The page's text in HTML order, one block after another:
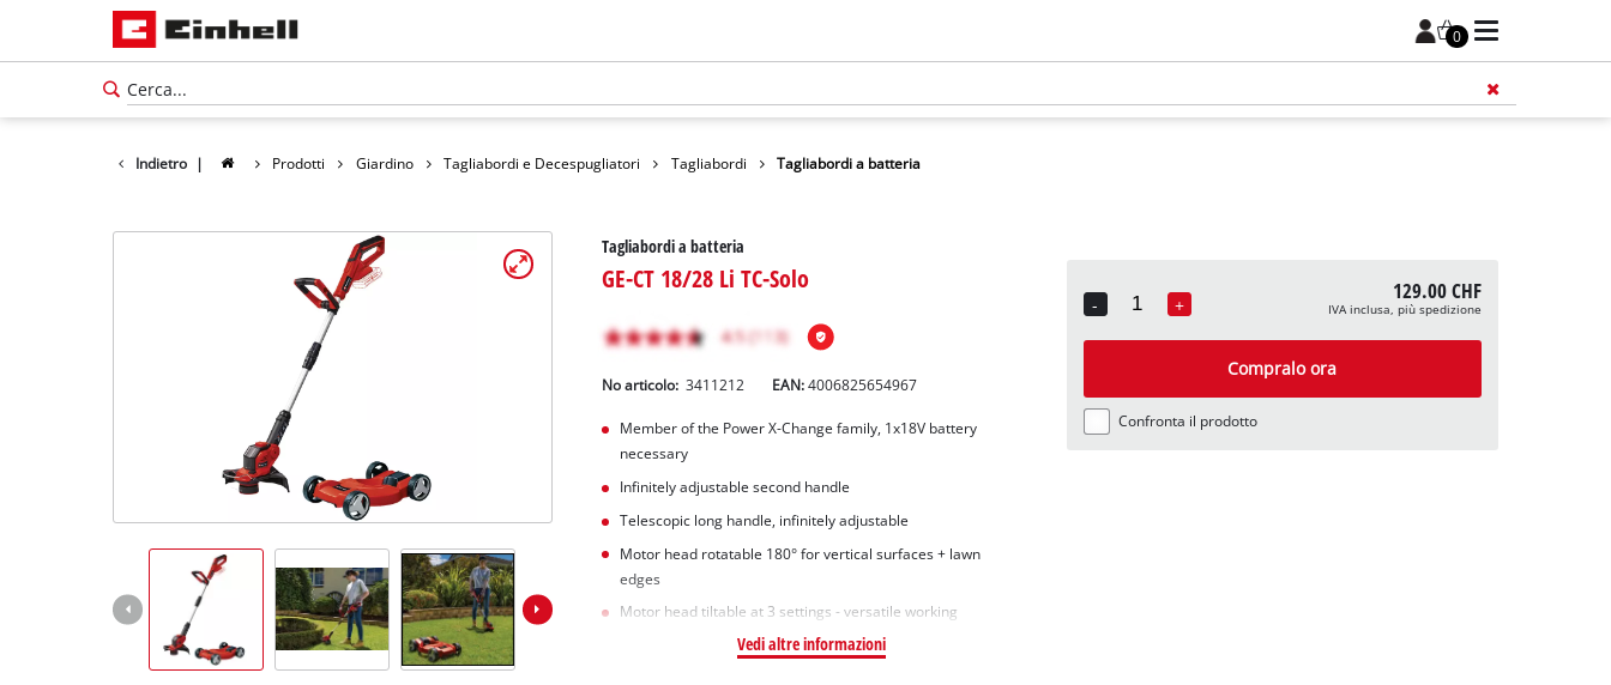
0
Indietro | Prodotti Giardino Tagliabordi e Decespugliatori Tagliabordi Tagliabordi a batteria
Tagliabordi a batteria
GE-CT 18/28 Li TC-Solo
No articolo: 3411212 EAN:4006825654967
Member of the Power X-Change family, 1x18V battery
necessary
Infinitely adjustable second handle
Telescopic long handle, infinitely adjustable
Motor head rotatable 180° for vertical surfaces + lawn
edges
Motor head tiltable at 3 settings - versatile working
Vedi altre informazioni
-
Quantity
+ 129.00 CHF
IVA inclusa, più spedizione
Compralo ora
Confronta il prodotto